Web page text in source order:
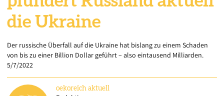
die Ukraine
Der russische Überfall auf die Ukraine hat bislang zu einem Schaden
von bis zu einer Billion Dollar geführt – also eintausend Milliarden.
5/7/2022
oekoreich aktuell